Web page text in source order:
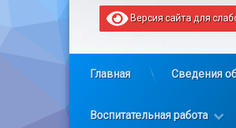
Версия сайта для
Главная Сведения
Воспитательная работа